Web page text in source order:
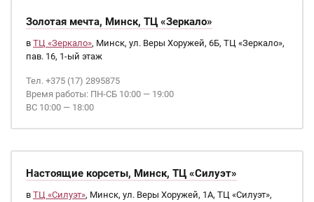
Золотая мечта, Минск, ТЦ «Зеркало»
в ТЦ «Зеркало», Минск, ул. Веры Хоружей, 6Б, ТЦ «Зеркало»,
пав. 16, 1-ый этаж
Тел. +375 (17) 2895875
Время работы: ПН-СБ 10:00 — 19:00
ВС 10:00 — 18:00
Настоящие корсеты, Минск, ТЦ «Силуэт»
в ТЦ «Силуэт», Минск, ул. Веры Хоружей, 1А, ТЦ «Силуэт»,